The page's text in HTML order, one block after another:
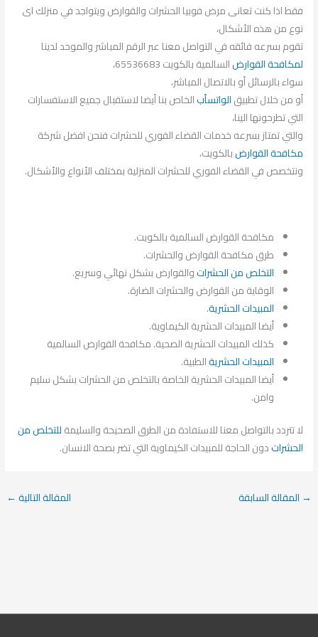
فقط اذا كنت تعانى مرض فوبيا الحشرات والقوارض ويتواجد في منزلك اى
نوع من هذه الأشكال،
تقوم بسرعه فائقه في التواصل معنا عبر الرقم المباشر والموحد لدينا
لمكافحة القوارضالسالمية بالكويت 65536683،
سواء بالرسائل أو بالاتصال المباشر،
أو من خلال تطبيقالواتسأبالخاص بنا أيضا لاستقبال جميع الاستفسارات
التي تطرحونها الينا،
والتي تمتاز بسرعه خدمات القضاء الفوري للحشرات فنحن افضل شركة
مكافحة القوارضبالكويت،
ونتخصص في القضاء الفوري للحشرات المنزلية بمختلف الأنواع والأشكال.
مكافحة القوارض السالمية بالكويت.
طرق مكافحة القوارض والحشرات.
التخلص من الحشراتوالقوارض بشكل نهائي وسريع.
الوقاية من القوارض والحشرات الضارة.
المبيدات الحشرية.
أيضا المبيدات الحشرية الكيماوية.
كذلك المبيدات الحشرية الصحية. مكافحة القوارض السالمية
المبيدات الحشريةالطبية.
أيضا المبيدات الحشرية الخاصة بالتخلص من الحشرات بشكل سليم
وامن.
لا تتردد بالتواصل معنا للاستفادة من الطرق الصحيحة والسليمةللتخلص من
الحشراتدون الحاجة للمبيدات الكيماوية التي تضر بصحة الانسان.
→ المقالة السابقة المقالة التالية←